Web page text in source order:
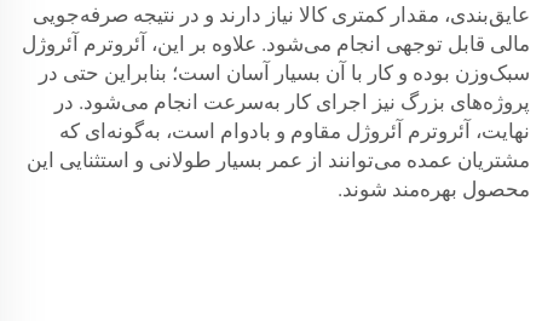
عایق‌بندی، مقدار کمتری کالا نیاز دارند و در نتیجه صرفه‌جویی
مالی قابل توجهی انجام می‌شود. علاوه بر این، آئروترم آئروژل
سبک‌وزن بوده و کار با آن بسیار آسان است؛ بنابراین حتی در
پروژه‌های بزرگ نیز اجرای کار به‌سرعت انجام می‌شود. در
نهایت، آئروترم آئروژل مقاوم و بادوام است، به‌گونه‌ای که
مشتریان عمده می‌توانند از عمر بسیار طولانی و استثنایی این
محصول بهره‌مند شوند.